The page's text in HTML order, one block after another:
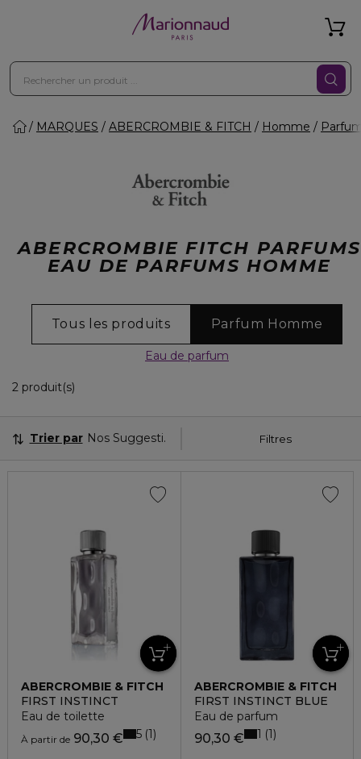
MARQUES ABERCROMBIE & FITCH Homme
ABERCROMBIE FITCH PARFUMS
EAU DE PARFUMS HOMME
Tous les produits Parfum Homme
Eau de parfum
2 produit(s)
Filtres
Trier par Nos Suggestions
ABERCROMBIE & FITCH
FIRST INSTINCT
Eau de toilette
À partir de 90,30 € 5 1
ABERCROMBIE & FITCH
FIRST INSTINCT BLUE
Eau de parfum
90,30 € 1 1